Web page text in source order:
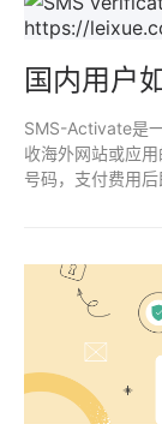
国内用户
SMS-Activate是
收海外网站或应
号码，支付费用